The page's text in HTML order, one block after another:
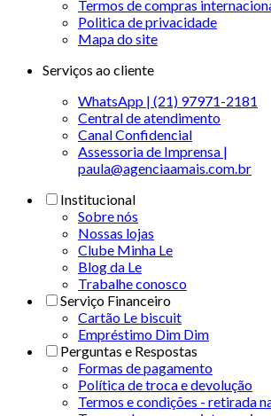
Termos de compras
Politica de privacidade
Mapa do site
Serviços ao cliente
WhatsApp | (21) 97971-2181
Central de atendimento
Canal Confidencial
Assessoria de Imprensa |
paula@agenciaamais.com.br
Institucional
Sobre nós
Nossas lojas
Clube Minha Le
Blog da Le
Trabalhe conosco
Serviço Financeiro
Cartão Le biscuit
Empréstimo Dim Dim
Perguntas e Respostas
Formas de pagamento
Política de troca e devolução
Termos e condições - retirada